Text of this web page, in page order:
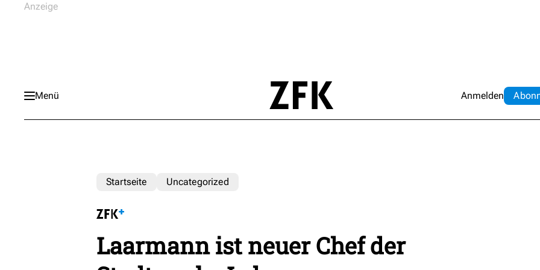
Menü Anmelden Abo
Startseite Uncategorized
Laarmann ist neuer Chef der